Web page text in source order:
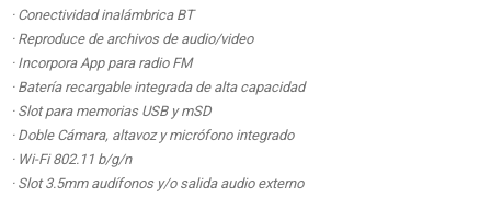
· Conectividad inalámbrica BT
· Reproduce de archivos de audio/video
· Incorpora App para radio FM
· Batería recargable integrada de alta capacidad
· Slot para memorias USB y mSD
· Doble Cámara, altavoz y micrófono integrado
· Wi-Fi 802.11 b/g/n
· Slot 3.5mm audífonos y/o salida audio externo